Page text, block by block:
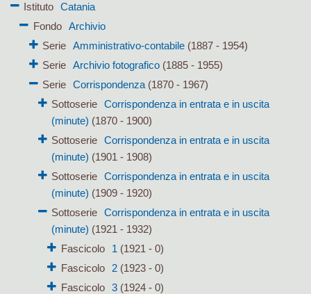
Istituto
Catania
Fondo
Archivio
Serie Amministrativo-contabile(1887 - 1954)
Serie Archivio fotografico(1885 - 1955)
Serie Corrispondenza(1870 - 1967)
Sottoserie
Corrispondenza in entrata e in uscita
(minute) (1870 - 1900)
Sottoserie
Corrispondenza in entrata e in uscita
(minute) (1901 - 1908)
Sottoserie
Corrispondenza in entrata e in uscita
(minute) (1909 - 1920)
Sottoserie
Corrispondenza in entrata e in uscita
(minute) (1921 - 1932)
Fascicolo
1 (1921 - 0)
Fascicolo
2(1923 - 0)
Fascicolo
3(1924 - 0)